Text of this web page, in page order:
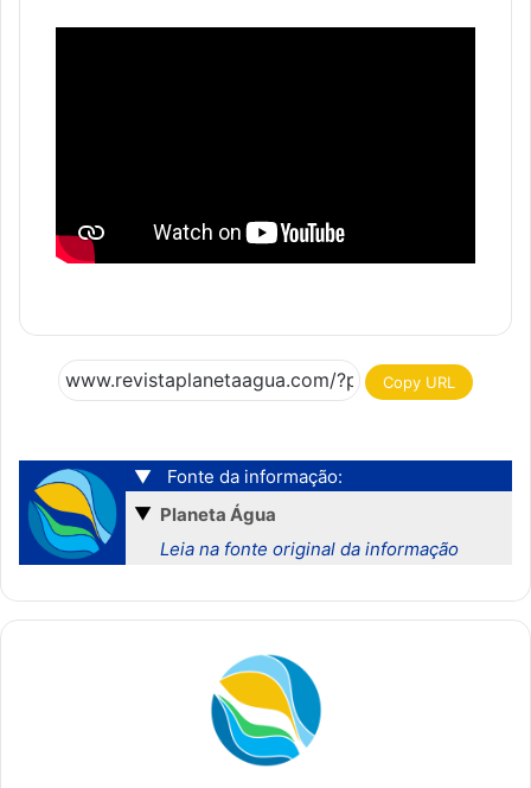
Copy URL
▼
Fonte da informação:
▼ Planeta Água
Leia na fonte original da informação